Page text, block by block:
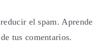
el spam.Aprende
tus comentarios.